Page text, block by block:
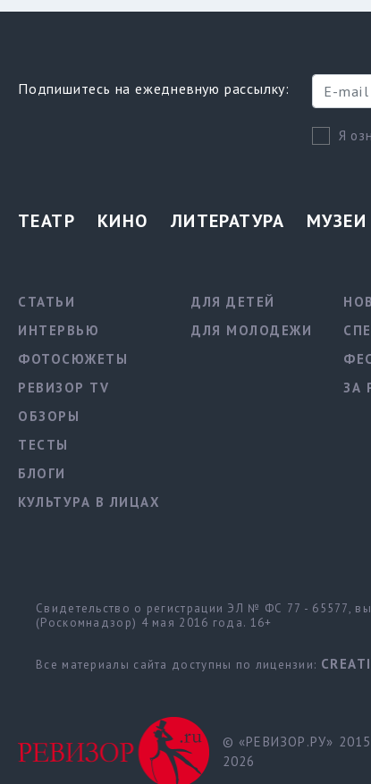
Подпишитесь на ежедневную рассылку:
Я
ТЕАТР КИНО ЛИТЕРАТУРА МУЗЕИ
СТАТЬИ
ИНТЕРВЬЮ
ФОТОСЮЖЕТЫ
РЕВИЗОР TV
ОБЗОРЫ
ТЕСТЫ
БЛОГИ
КУЛЬТУРА В ЛИЦАХ
ДЛЯ ДЕТЕЙ
ДЛЯ МОЛОДЕЖИ
ЗА
Свидетельство о регистрации ЭЛ № ФС 77 - 65577,
(Роскомнадзор) 4 мая 2016 года. 16+
Все материалы сайта доступны по лицензии:
© «РЕВИЗОР.РУ»
2026